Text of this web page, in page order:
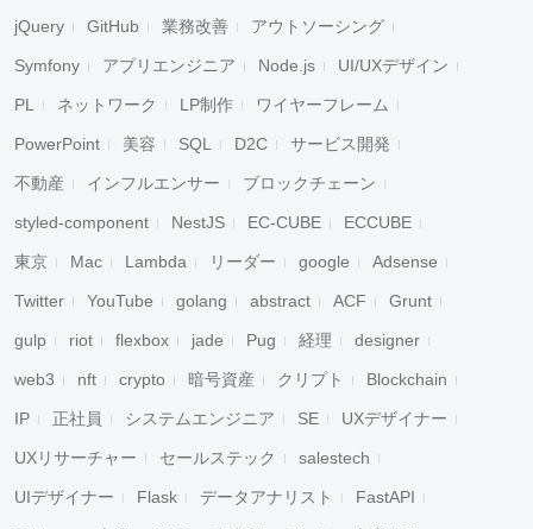
jQuery GitHub 業務改善 アウトソーシング
Symfony アプリエンジニア Node.js UI/UXデザイン
PL ネットワーク LP制作 ワイヤーフレーム
PowerPoint 美容 SQL D2C サービス開発
不動産 インフルエンサー ブロックチェーン
styled-component NestJS EC-CUBE ECCUBE
東京 Mac Lambda リーダー google Adsense
Twitter YouTube golang abstract ACF Grunt
gulp riot flexbox jade Pug 経理 designer
web3 nft crypto 暗号資産 クリプト Blockchain
IP 正社員 システムエンジニア SE UXデザイナー
UXリサーチャー セールステック salestech
UIデザイナー Flask データアナリスト FastAPI